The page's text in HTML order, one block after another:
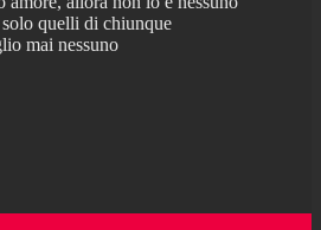
quelli di chiunque
mai nessuno